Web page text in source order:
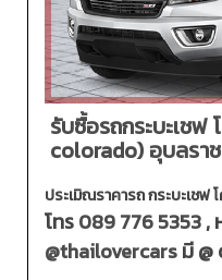
รับซื้อรถกระบะเชฟ
colorado) อุบลรา
ประเมิณราคารถ กระบะเช
โทร089 776 5353,
@thailovercarsมี